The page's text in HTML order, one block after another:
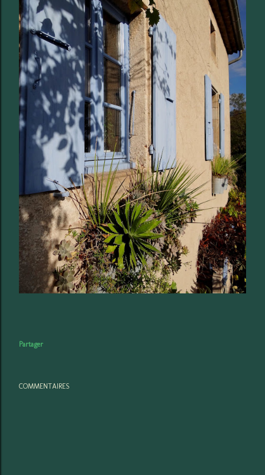
Partager
COMMENTAIRES